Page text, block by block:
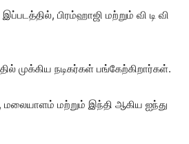
பிரம்ஹாஜி மற்றும் வி டி வி
முக்கிய நடிகர்கள் பங்கேற்கிறார்கள்.
மற்றும் இந்தி ஆகிய ஐந்து